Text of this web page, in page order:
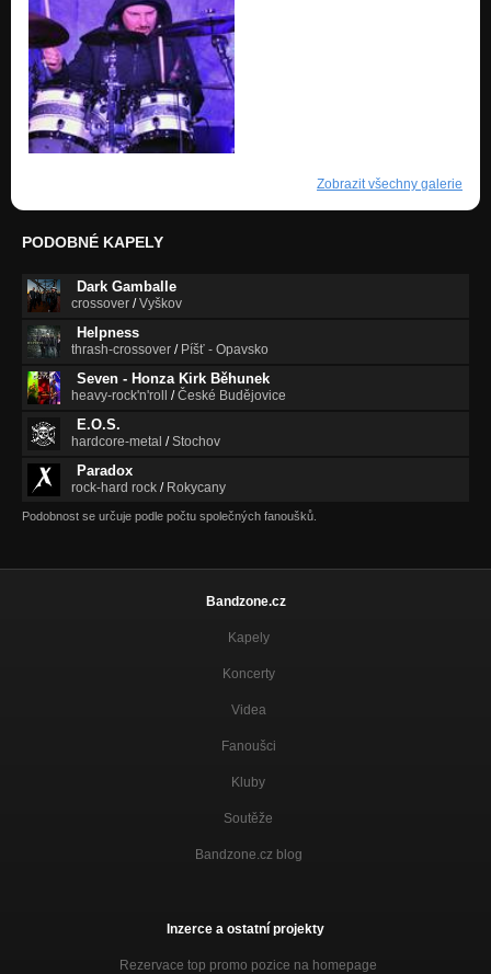
Zobrazit všechny galerie
PODOBNÉ KAPELY
Dark Gamballe
crossover /Vyškov
Helpness
thrash-crossover / Píšť - Opavsko
Seven - Honza Kirk Běhunek
heavy-rock'n'roll /České Budějovice
E.O.S.
hardcore-metal /Stochov
Paradox
rock-hard rock / Rokycany
Podobnost se určuje podle počtu společných fanoušků.
Bandzone.cz
Kapely
Koncerty
Videa
Fanoušci
Kluby
Soutěže
Bandzone.cz blog
Inzerce a ostatní projekty
Rezervace top promo pozice na homepage